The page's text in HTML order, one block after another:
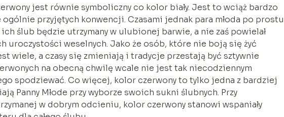
jest równie symboliczny co kolor biały. Jest to wciąż bardzo
ogólnie przyjętych konwencji. Czasami jednak para młoda po prostu
ślub będzie utrzymany w ulubionej barwie, a nie zaś powielał
uroczystości weselnych. Jako że osób, które nie boją się żyć
wiele, a czasy się zmieniają i tradycje przestają być sztywnie
na obecną chwilę wcale nie jest tak niecodziennym
spodziewać. Co więcej, kolor czerwony to tylko jedna z bardziej
Panny Młode przy wyborze swoich sukni ślubnych. Przy
w dobrym odcieniu, kolor czerwony stanowi wspaniały